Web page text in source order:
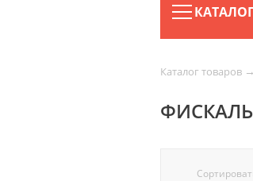
Каталог товаров →